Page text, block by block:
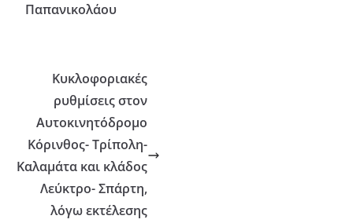
Παπανικολάου
Κυκλοφοριακές
ρυθμίσεις στον
Αυτοκινητόδρομο
Κόρινθος- Τρίπολη-
Καλαμάτα και κλάδος
Λεύκτρο- Σπάρτη,
λόγω εκτέλεσης